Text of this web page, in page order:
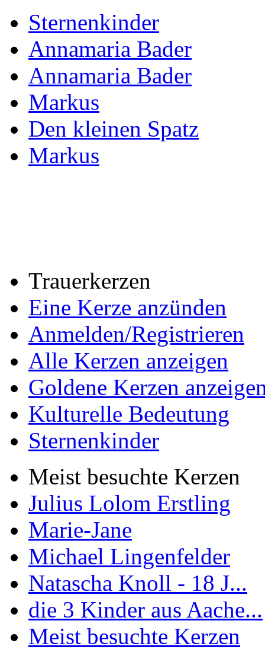
Sternenkinder
Annamaria Bader
Annamaria Bader
Markus
Den kleinen Spatz
Markus
Trauerkerzen
Eine Kerze anzünden
Anmelden/Registrieren
Alle Kerzen anzeigen
Goldene Kerzen
Kulturelle Bedeutung
Sternenkinder
Meist besuchte Kerzen
Julius Lolom Erstling
Marie-Jane
Michael Lingenfelder
Natascha Knoll - 18 J...
die 3 Kinder aus Aache...
Meist besuchte Kerzen